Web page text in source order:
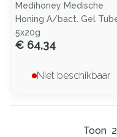
Medihoney Medische
Honing A/bact. Gel
5x20g
€ 64,34
Niet beschikbaar
Toon